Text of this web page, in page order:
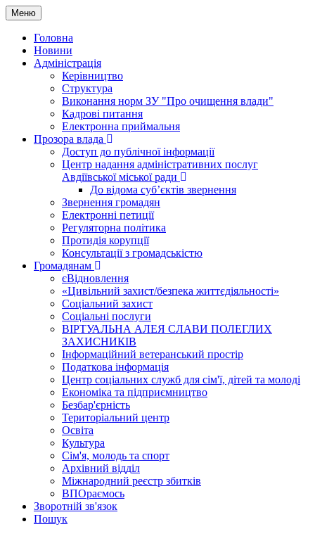
Меню
Головна
Новини
Адміністрація
Керівництво
Структура
Виконання норм ЗУ "Про очищення влади"
Кадрові питання
Електронна приймальня
Прозора влада
Доступ до публічної інформації
Центр надання адміністративних послуг
Авдіївської міської ради
До відома суб’єктів звернення
Звернення громадян
Електронні петиції
Регуляторна політика
Протидія корупції
Консультації з громадськістю
Громадянам
єВідновлення
«Цивільний захист/безпека життєдіяльності»
Соціальний захист
Соціальні послуги
ВІРТУАЛЬНА АЛЕЯ СЛАВИ ПОЛЕГЛИХ
ЗАХИСНИКІВ
Інформаційний ветеранський простір
Податкова інформація
Центр соціальних служб для сім'ї, дітей та молоді
Економіка та підприємництво
Безбар'єрність
Територіальний центр
Освіта
Культура
Сім'я, молодь та спорт
Архівний відділ
Міжнародний реєстр збитків
ВПОраємось
Зворотній зв'язок
Пошук